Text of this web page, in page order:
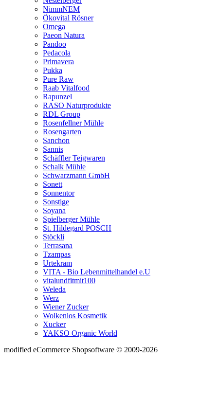
NimmNEM
Ökovital Rösner
Omega
Paeon Natura
Pandoo
Pedacola
Primavera
Pukka
Pure Raw
Raab Vitalfood
Rapunzel
RASO Naturprodukte
RDL Group
Rosenfellner Mühle
Rosengarten
Sanchon
Sannis
Schäffler Teigwaren
Schalk Mühle
Schwarzmann GmbH
Sonett
Sonnentor
Sonstige
Soyana
Spielberger Mühle
St. Hildegard POSCH
Stöckli
Terrasana
Tzampas
Urtekram
VITA - Bio Lebenmittelhandel e.U
vitalundfitmit100
Weleda
Werz
Wiener Zucker
Wolkenlos Kosmetik
Xucker
YAKSO Organic World
modified eCommerce Shopsoftware © 2009-2026